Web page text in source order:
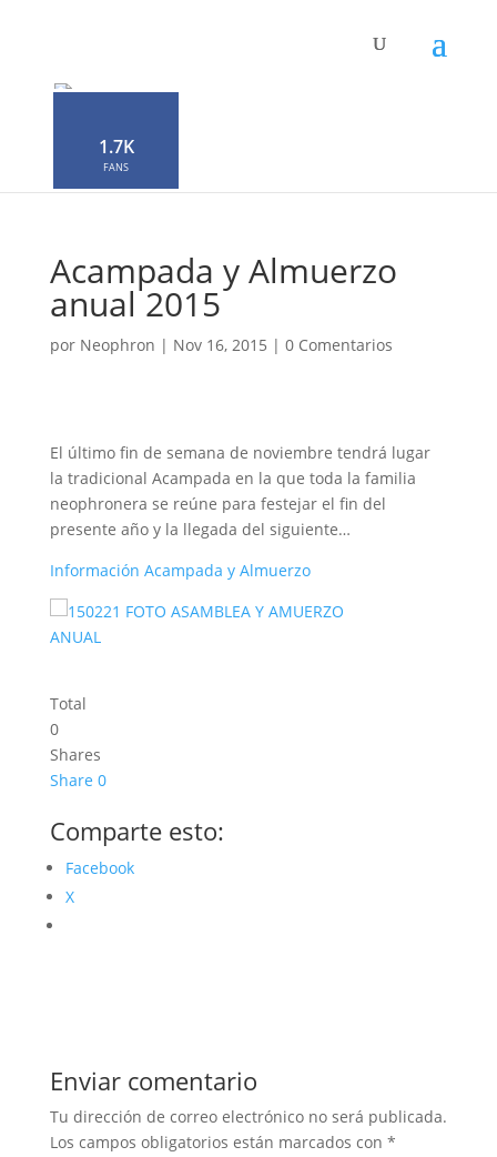
1.7K
FANS
Acampada y Almuerzo
anual 2015
por Neophron | Nov 16, 2015 | 0 Comentarios
El último fin de semana de noviembre tendrá lugar
la tradicional Acampada en la que toda la familia
neophronera se reúne para festejar el fin del
presente año y la llegada del siguiente…
Información Acampada y Almuerzo
Total
0
Shares
Share 0
Comparte esto:
Facebook
X
Enviar comentario
Tu dirección de correo electrónico no será publicada.
Los campos obligatorios están marcados con *